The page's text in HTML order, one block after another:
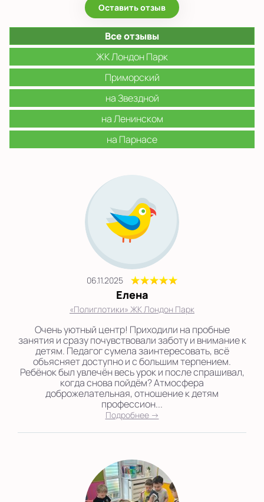
Показать на карте
Выбрать другой город
Оставить отзыв
Все отзывы
ЖК Лондон Парк
Приморский
на Звездной
на Ленинском
на Парнасе
06.11.2025
Елена
«Полиглотики» ЖК Лондон Парк
Очень уютный центр! Приходили на пробные
занятия и сразу почувствовали заботу и внимание к
детям. Педагог сумела заинтересовать, всё
объясняет доступно и с большим терпением.
Ребёнок был увлечён весь урок и после спрашивал,
когда снова пойдём? Атмосфера
доброжелательная, отношение к детям
профессион...
Подробнее →